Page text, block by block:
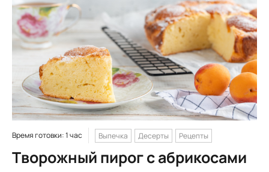
Время готовки: 1 час Выпечка Десерты Рецепты
Творожный пирог с абрикосами